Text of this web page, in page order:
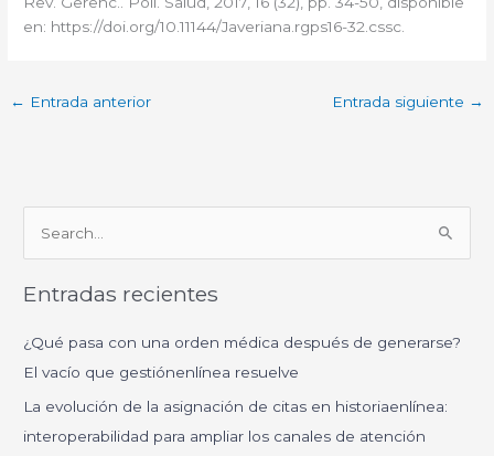
en: https://doi.org/10.11144/Javeriana.rgps16-32.cssc.
← Entrada anterior Entrada siguiente →
s
p
o
Entradas recientes
¿Qué pasa con una orden médica después de generarse?
El vacío que gestiónenlínea resuelve
La evolución de la asignación de citas en historiaenlínea:
interoperabilidad para ampliar los canales de atención